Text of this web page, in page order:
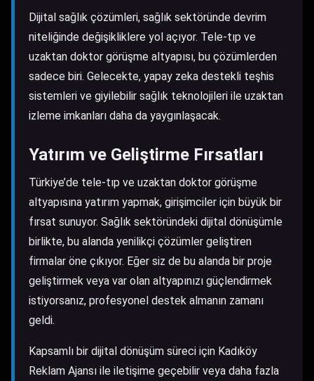
Dijital sağlık çözümleri, sağlık sektöründe devrim
niteliğinde değişikliklere yol açıyor. Tele-tıp ve
uzaktan doktor görüşme altyapısı, bu çözümlerden
sadece biri. Gelecekte, yapay zeka destekli teşhis
sistemleri ve giyilebilir sağlık teknolojileri ile uzaktan
izleme imkanları daha da yaygınlaşacak.
Yatırım ve Geliştirme Fırsatları
Türkiye’de tele-tıp ve uzaktan doktor görüşme
altyapısına yatırım yapmak, girişimciler için büyük bir
fırsat sunuyor. Sağlık sektöründeki dijital dönüşümle
birlikte, bu alanda yenilikçi çözümler geliştiren
firmalar öne çıkıyor. Eğer siz de bu alanda bir proje
geliştirmek veya var olan altyapınızı güçlendirmek
istiyorsanız, profesyonel destek almanın zamanı
geldi.
Kapsamlı bir dijital dönüşüm süreci için Kadıköy
Reklam Ajansı ile iletişime geçebilir veya daha fazla